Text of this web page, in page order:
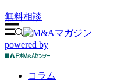
無料相談
powered by
コラム